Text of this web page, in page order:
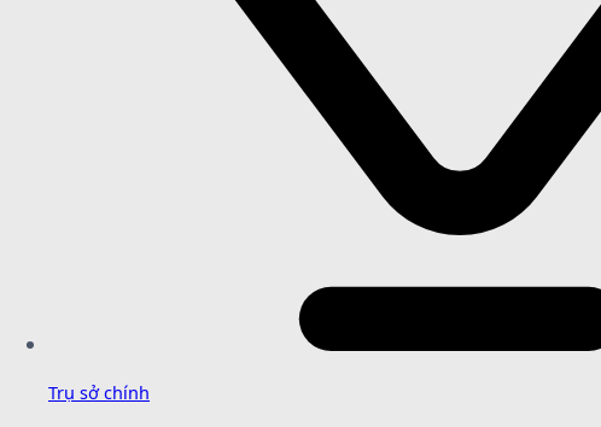
Trụ sở chính